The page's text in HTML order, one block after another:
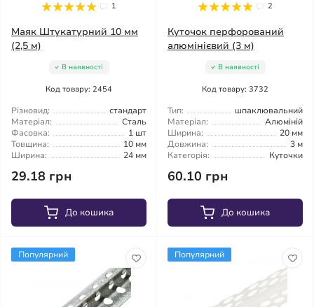
1
Маяк Штукатурний 10 мм
(2,5 м)
В наявності
Код товару: 2454
Різновид:
стандарт
Матеріал:
Сталь
Фасовка:
1 шт
Товщина:
10 мм
Ширина:
24 мм
29.18 грн
До кошика
2
Куточок перфорований
алюмінієвий (3 м)
В наявності
Код товару: 3732
Тип:
шпаклювальний
Матеріал:
Алюміній
Ширина:
20 мм
Довжина:
3 м
Категорія:
Куточки
60.10 грн
До кошика
Популярний Популярний